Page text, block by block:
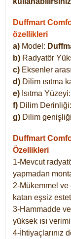
Duffmart
özellikleri
a) Model:
b) Radyatör
c) Eksenler
d) Dilim ısıtma
e) Isıtma
f) Dilim
g) Dilim
Duffmart
Özellikleri
1-Mevcut
yapmadan
2-Mükemmel
katan eşsiz
3-Hammadde ve
yüksek ısı
4-İhtiyaçlarınız